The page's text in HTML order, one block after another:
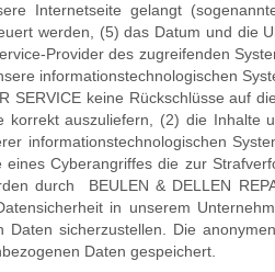
Internetseite gelangt
werden, (5) das Datum und die
Provider des zugreifenden
informationstechnologischen
SERVICE keine Rückschlüsse auf
auszuliefern, (2) die Inhalte
informationstechnologischen
Cyberangriffes die zur
durch BEULEN & DELLEN
in unserem
sicherzustellen. Die
Daten gespeichert.